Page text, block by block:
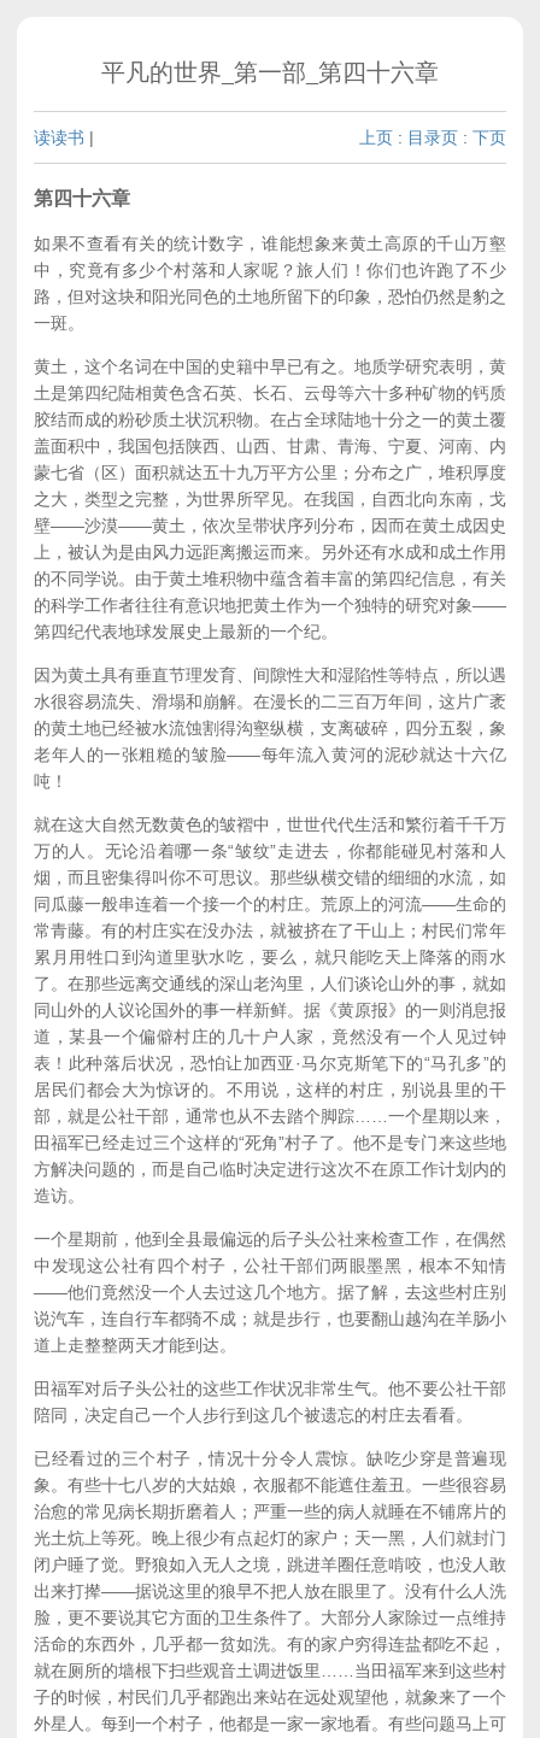
平凡的世界_第一部_第四十六章
读读书 | 上页 : 目录页 : 下页
第四十六章
如果不查看有关的统计数字，谁能想象来黄土高原的千山万壑
中，究竟有多少个村落和人家呢？旅人们！你们也许跑了不少
路，但对这块和阳光同色的土地所留下的印象，恐怕仍然是豹之
一斑。
黄土，这个名词在中国的史籍中早已有之。地质学研究表明，黄
土是第四纪陆相黄色含石英、长石、云母等六十多种矿物的钙质
胶结而成的粉砂质土状沉积物。在占全球陆地十分之一的黄土覆
盖面积中，我国包括陕西、山西、甘肃、青海、宁夏、河南、内
蒙七省（区）面积就达五十九万平方公里；分布之广，堆积厚度
之大，类型之完整，为世界所罕见。在我国，自西北向东南，戈
壁——沙漠——黄土，依次呈带状序列分布，因而在黄土成因史
上，被认为是由风力远距离搬运而来。另外还有水成和成土作用
的不同学说。由于黄土堆积物中蕴含着丰富的第四纪信息，有关
的科学工作者往往有意识地把黄土作为一个独特的研究对象——
第四纪代表地球发展史上最新的一个纪。
因为黄土具有垂直节理发育、间隙性大和湿陷性等特点，所以遇
水很容易流失、滑塌和崩解。在漫长的二三百万年间，这片广袤
的黄土地已经被水流蚀割得沟壑纵横，支离破碎，四分五裂，象
老年人的一张粗糙的皱脸——每年流入黄河的泥砂就达十六亿
吨！
就在这大自然无数黄色的皱褶中，世世代代生活和繁衍着千千万
万的人。无论沿着哪一条“皱纹”走进去，你都能碰见村落和人
烟，而且密集得叫你不可思议。那些纵横交错的细细的水流，如
同瓜藤一般串连着一个接一个的村庄。荒原上的河流——生命的
常青藤。有的村庄实在没办法，就被挤在了干山上；村民们常年
累月用牲口到沟道里驮水吃，要么，就只能吃天上降落的雨水
了。在那些远离交通线的深山老沟里，人们谈论山外的事，就如
同山外的人议论国外的事一样新鲜。据《黄原报》的一则消息报
道，某县一个偏僻村庄的几十户人家，竟然没有一个人见过钟
表！此种落后状况，恐怕让加西亚·马尔克斯笔下的“马孔多”的
居民们都会大为惊讶的。不用说，这样的村庄，别说县里的干
部，就是公社干部，通常也从不去踏个脚踪……一个星期以来，
田福军已经走过三个这样的“死角”村子了。他不是专门来这些地
方解决问题的，而是自己临时决定进行这次不在原工作计划内的
造访。
一个星期前，他到全县最偏远的后子头公社来检查工作，在偶然
中发现这公社有四个村子，公社干部们两眼墨黑，根本不知情
——他们竟然没一个人去过这几个地方。据了解，去这些村庄别
说汽车，连自行车都骑不成；就是步行，也要翻山越沟在羊肠小
道上走整整两天才能到达。
田福军对后子头公社的这些工作状况非常生气。他不要公社干部
陪同，决定自己一个人步行到这几个被遗忘的村庄去看看。
已经看过的三个村子，情况十分令人震惊。缺吃少穿是普遍现
象。有些十七八岁的大姑娘，衣服都不能遮住羞丑。一些很容易
治愈的常见病长期折磨着人；严重一些的病人就睡在不铺席片的
光土炕上等死。晚上很少有点起灯的家户；天一黑，人们就封门
闭户睡了觉。野狼如入无人之境，跳进羊圈任意啃咬，也没人敢
出来打撵——据说这里的狼早不把人放在眼里了。没有什么人洗
脸，更不要说其它方面的卫生条件了。大部分人家除过一点维持
活命的东西外，几乎都一贫如洗。有的家户穷得连盐都吃不起，
就在厕所的墙根下扫些观音土调进饭里……当田福军来到这些村
子的时候，村民们几乎都跑出来站在远处观望他，就象来了一个
外星人。每到一个村子，他都是一家一家地看。有些问题马上可